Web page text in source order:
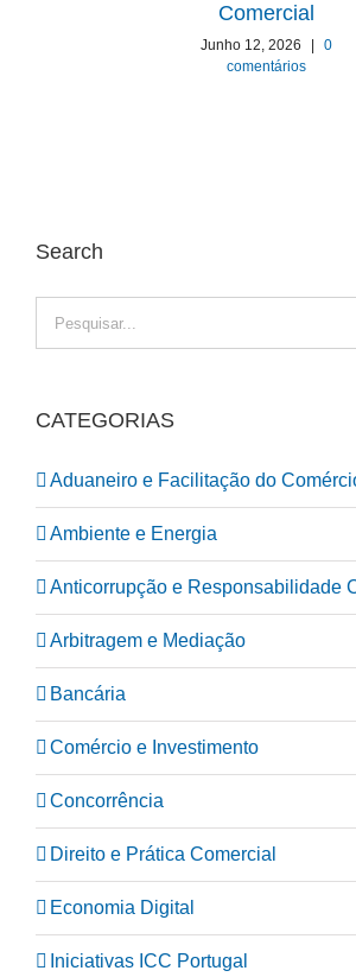
Comercial
Junho 12, 2026 |
0
comentários
Search
CATEGORIAS
Aduaneiro e Facilitação do
Ambiente e Energia
Anticorrupção e Responsabilidade
Arbitragem e Mediação
Bancária
Comércio e Investimento
Concorrência
Direito e Prática Comercial
Economia Digital
Iniciativas ICC Portugal